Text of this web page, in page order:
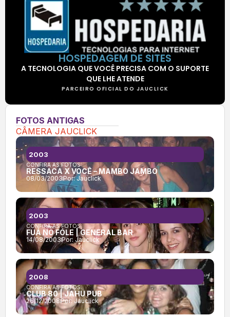
HOSPEDAGEM DE SITES
A TECNOLOGIA QUE VOCÊ PRECISA COM O SUPORTE
QUE LHE ATENDE
PARCEIRO OFICIAL DO JAUCLICK
FOTOS ANTIGAS
CÂMERA JAUCLICK
CONFIRA AS FOTOS:
RESSACA X VOCÊ – MAMBO JAMBO
08/03/2003Por:Jauclick
2003
CONFIRA AS FOTOS:
FUÁ NO FÓLE | GENERAL BAR
14/08/2003Por: Jauclick
2003
CONFIRA AS FOTOS:
CLUB 80 | JAHU PUB
26/12/2008Por: Jauclick
2008